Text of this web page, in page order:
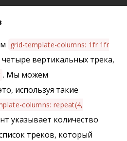
grid-template-columns: 1fr 1fr
вертикальных трека,
. Мы можем
используя такие
columns: repeat(4,
указывает количество
треков, который